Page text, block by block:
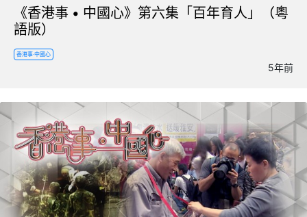
《香港事 • 中國心》第六集「百年育人」（粵
語版）
香港事·中國心
5年前